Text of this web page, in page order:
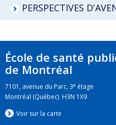
PERSPECTIVES
École de santé
de Montréal
7101, avenue du Parc, 3e étage
Montréal (Québec) H3N 1X9
Voir sur la carte